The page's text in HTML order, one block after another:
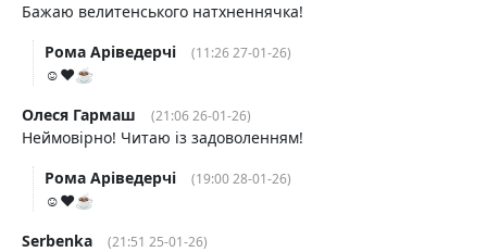
Бажаю велитенського натхненнячка!
Рома Аріведерчі
(11:26 27-01-26)
☺️❤️☕️
Олеся Гармаш
(21:06 26-01-26)
Неймовірно! Читаю із задоволенням!
Рома Аріведерчі
(19:00 28-01-26)
☺️❤️☕️
Serbenka
(21:51 25-01-26)